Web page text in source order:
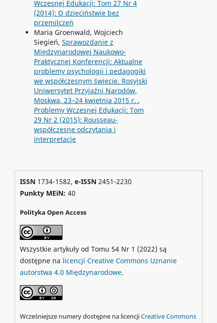
Wczesnej Edukacji: Tom 27 Nr 4
(2014): O dzieciństwie bez
przemilczeń
Maria Groenwald, Wojciech
Siegień, Sprawozdanie z
Międzynarodowej Naukowo-
Praktycznej Konferencji: Aktualne
problemy psychologii i pedagogiki
we współczesnym świecie. Rosyjski
Uniwersytet Przyjaźni Narodów,
Moskwa, 23–24 kwietnia 2015 r. ,
Problemy Wczesnej Edukacji: Tom
29 Nr 2 (2015): Rousseau-
współczesne odczytania i
interpretacje
ISSN1734-1582, e-ISSN2451-2230
Punkty MEiN: 40
Polityka Open Access
Wszystkie artykuły od Tomu 54 Nr 1 (2022) są
dostępne na licencji Creative Commons Uznanie
autorstwa 4.0 Międzynarodowe.
Wcześniejsze numery dostępne na licencjiCreative Commons